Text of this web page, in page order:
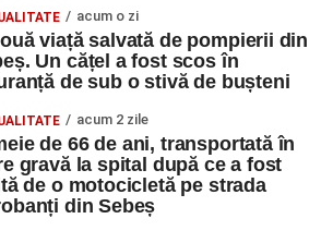
au deplasat polițiștii rutieri, care au
de 53 de ani, din Sebeș, conducea o
Daia Română – Sebeș. Acesta ar
o femeie de 66 de ani, din Sebeș,
printr-un loc nepermis.
femeia a suferit leziuni corporale
acum o zi
viață salvată de pompierii din
Un cățel a fost scos în
de sub o stivă de bușteni
acum 2 zile
de 66 de ani, transportată în
gravă la spital după ce a fost
de o motocicletă pe strada
din Sebeș